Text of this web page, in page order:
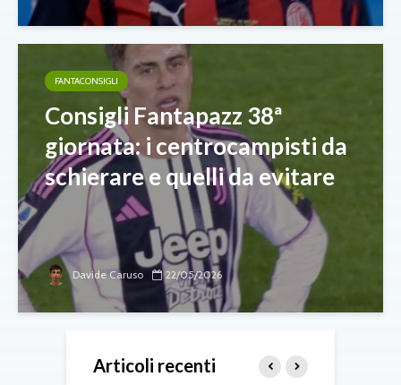
FANTACONSIGLI
Consigli Fantapazz 38ª
giornata: i centrocampisti da
schierare e quelli da evitare
Davide Caruso 22/05/2026
Articoli recenti